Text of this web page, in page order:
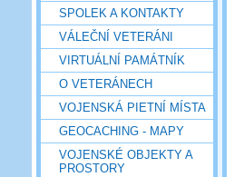
SPOLEK A KONTAKTY
VÁLEČNÍ VETERÁNI
VIRTUÁLNÍ PAMÁTNÍK
O VETERÁNECH
VOJENSKÁ PIETNÍ MÍSTA
GEOCACHING - MAPY
VOJENSKÉ OBJEKTY A
PROSTORY